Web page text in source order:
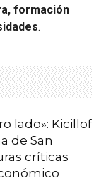
formación
.
lado»: Kicillof
de San
críticas